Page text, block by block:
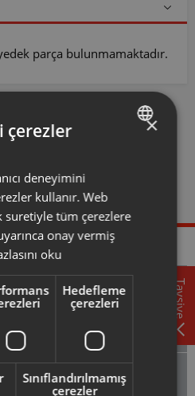
parça bulunmamaktadır.
Yetkili Servis
Olmak İstiyorum
Tavsiye
×
çerezler
deneyimini
kullanır. Web
suretiyle tüm çerezlere
onay vermiş
oku
Hedefleme
çerezleri
Sınıflandırılmamış
çerezler